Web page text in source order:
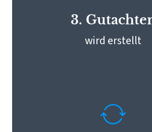
3.
wird erstellt
Sachverständiger bei der
Schadensabwicklung.
Unfallschaden flexibel